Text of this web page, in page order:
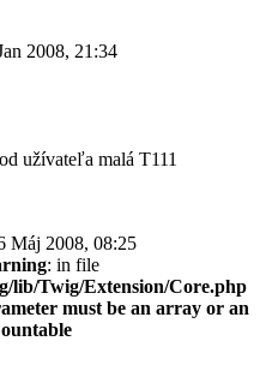
2008, 21:34
od užívateľa malá T111
Máj 2008, 08:25
: in file
lib/Twig/Extension/Core.php
must be an array or an